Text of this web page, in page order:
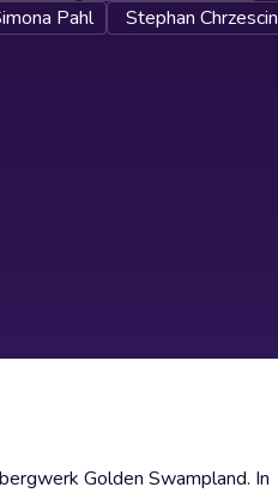
Pahl
Stephan
Golden Swampland. In